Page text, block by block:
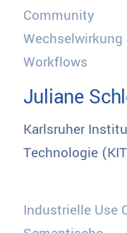
Community
Wechselwirkung
Workflows
Juliane
Karlsruher
Technologie
Industrielle Use